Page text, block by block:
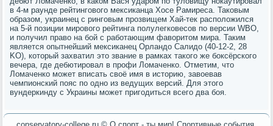
в 4-м раунде рейтингового мексиканца Хосе Рамиреса. Таковым
образом, украинец с ринговым прозвищем Хай-тек расположился
на 5-й позиции мирового рейтинга полулегковесов по версии WBO,
и получил право на бой с работающим фаворитом мира. Таким
является опытнейший мексиканец Орландо Салидо (40-12-2, 28
KO), который захватил это звание в рамках такого же боксёрского
вечера, где дебютировал в профи Ломаченко. Отметим, что
Ломаченко может вписать своё имя в историю, завоевав
чемпионский пояс по одно из ведущих версий. Для этого
вундеркинду с Украины может пригодиться всего два боя.